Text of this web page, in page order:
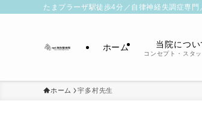
たまプラーザ駅徒歩4分／自律神経失調症専
ホーム 当院につい
コンセプト・スタ
ホーム 宇多村先生